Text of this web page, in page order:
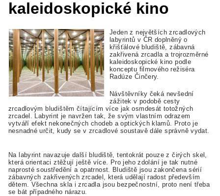
kaleidoskopické kino
Jeden z největších zrcadlových
labyrintů v ČR doplněný o
křišťálové bludiště, zábavná
zakřivená zrcadla a trojrozměrné
kaleidoskopické kino podle
konceptu filmového režiséra
Radúze Činčery.
Návštěvníky čeká nevšední
zážitek v podobě cesty
zrcadlovým bludištěm čítajícím více jak osmdesát totožných
zrcadel. Labyrint je navržen tak, že svým vlastním odrazem
vytváří efekt nekonečných chodeb a optických klamů. Proto je
nesnadné určit, kudy se v zrcadlové soustavě dále správně vydat.
Na labyrint navazuje další bludiště, tentokrát pouze z čirých skel,
která orientaci ztěžují ještě více. Pro jeho zdolání je tak nutné
naprosté soustředění a opatrnost. Bludiště jsou zakončena sérií
zábavných zakřivených zrcadel, která udělají radost především
dětem. Všechna skla i zrcadla jsou bezpečnostní, proto není třeba
se bát případného nárazu.